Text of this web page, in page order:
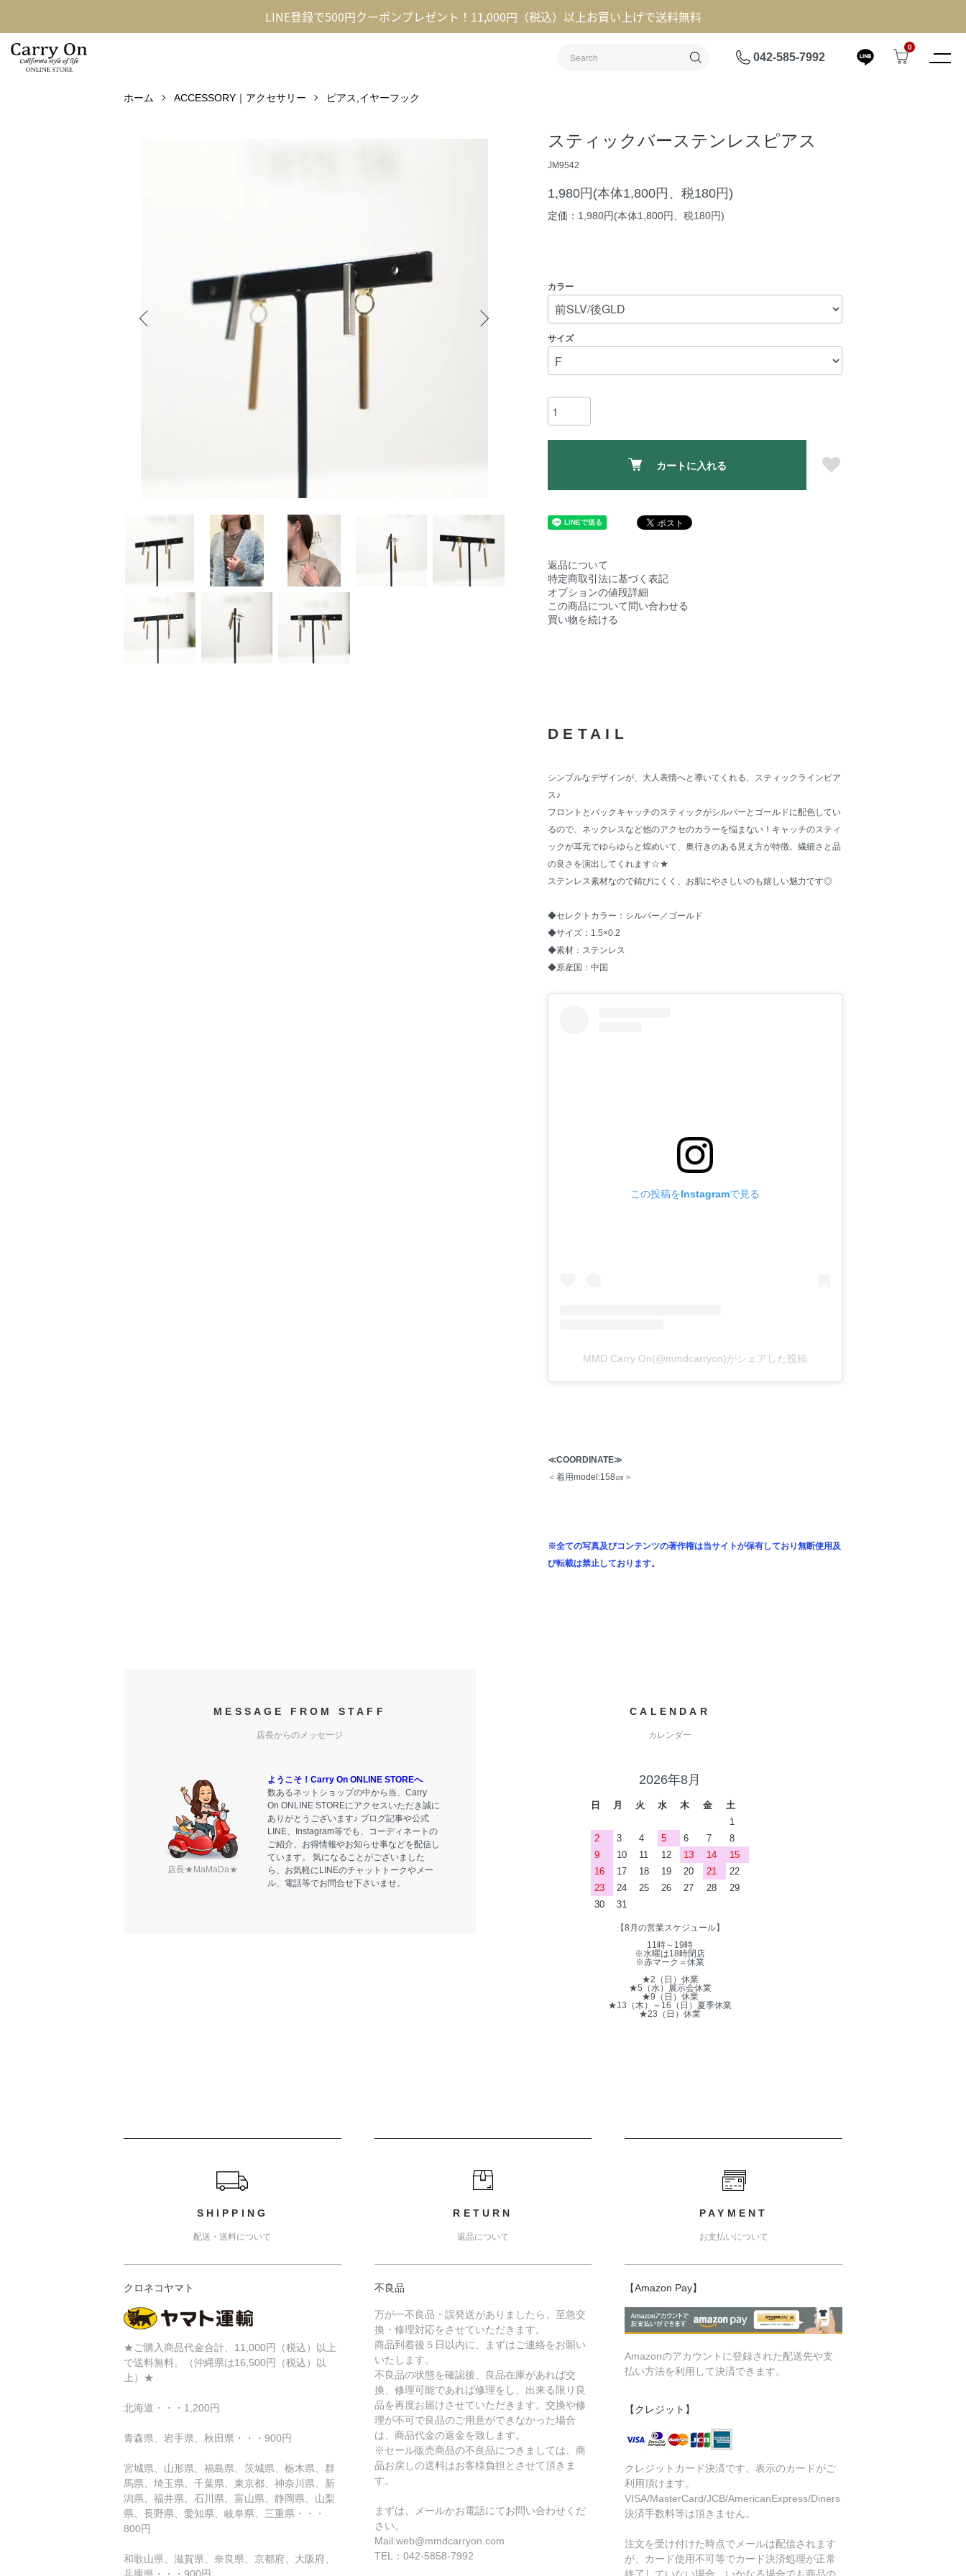
LINE登録で500円クーポンプレゼント！11,000円（税込）以上お買い上げで送料無料
042-585-7992
0
ホーム ACCESSORY｜アクセサリー ピアス,イヤーフック
スティックバーステンレスピアス
JM9542
1,980円(本体1,800円、税180円)
定価：1,980円(本体1,800円、税180円)
カラー
サイズ
カートに入れる
返品について
特定商取引法に基づく表記
オプションの値段詳細
この商品について問い合わせる
買い物を続ける
DETAIL
シンプルなデザインが、大人表情へと導いてくれる、スティックラインピア
ス♪
フロントとバックキャッチのスティックがシルバーとゴールドに配色してい
るので、ネックレスなど他のアクセのカラーを悩まない！キャッチのスティ
ックが耳元でゆらゆらと煌めいて、奥行きのある見え方が特徴。繊細さと品
の良さを演出してくれます☆★
ステンレス素材なので錆びにくく、お肌にやさしいのも嬉しい魅力です◎
◆セレクトカラー：シルバー／ゴールド
◆サイズ：1.5×0.2
◆素材：ステンレス
◆原産国：中国
この投稿をInstagramで見る
MMD Carry On(@mmdcarryon)がシェアした投稿
≪COORDINATE≫
＜着用model:158㎝＞
※全ての写真及びコンテンツの著作権は当サイトが保有しており無断使用及
び転載は禁止しております。
MESSAGE FROM STAFF
店長からのメッセージ
店長★MaMaDa★
ようこそ！Carry On ONLINE STOREへ
数あるネットショップの中から当、Carry
On ONLINE STOREにアクセスいただき誠に
ありがとうございます♪ ブログ記事や公式
LINE、Instagram等でも、コーディネートの
ご紹介、お得情報やお知らせ事などを配信し
ています。 気になることがございました
ら、お気軽にLINEのチャットトークやメー
ル、電話等でお問合せ下さいませ。
CALENDAR
カレンダー
2026年8月
日 月 火 水 木 金
土
1
2
3 4 5 6 7
8
9
10 11 12 13 14
15
16
17 18 19 20 21
22
23
24 25 26 27 28
29
30
31
【8月の営業スケジュール】
11時～19時
※水曜は18時閉店
※赤マーク＝休業
★2（日）休業
★5（水）展示会休業
★9（日）休業
★13（木）～16（日）夏季休業
★23（日）休業
ショッピングガイド
SHIPPING
配送・送料について
クロネコヤマト
★ご購入商品代金合計、11,000円（税込）以上
で送料無料。（沖縄県は16,500円（税込）以
上）★
北海道・・・1,200円
青森県、岩手県、秋田県・・・900円
宮城県、山形県、福島県、茨城県、栃木県、群
馬県、埼玉県、千葉県、東京都、神奈川県、新
潟県、福井県、石川県、富山県、静岡県、山梨
県、長野県、愛知県、岐阜県、三重県・・・
800円
和歌山県、滋賀県、奈良県、京都府、大阪府、
兵庫県・・・900円
RETURN
返品について
不良品
万が一不良品・誤発送がありましたら、至急交
換・修理対応をさせていただきます。
商品到着後５日以内に、まずはご連絡をお願い
いたします。
不良品の状態を確認後、良品在庫があれば交
換、修理可能であれば修理をし、出来る限り良
品を再度お届けさせていただきます。交換や修
理が不可で良品のご用意ができなかった場合
は、商品代金の返金を致します。
※セール販売商品の不良品につきましては、商
品お戻しの送料はお客様負担とさせて頂きま
す。
まずは、メールかお電話にてお問い合わせくだ
さい。
Mail:web@mmdcarryon.com
TEL：042-5858-7992
PAYMENT
お支払いについて
【Amazon Pay】
Amazonのアカウントに登録された配送先や支
払い方法を利用して決済できます。
【クレジット】
クレジットカード決済です。表示のカードがご
利用頂けます。
VISA/MasterCard/JCB/AmericanExpress/Diners
決済手数料等は頂きません。
注文を受け付けた時点でメールは配信されます
が、カード使用不可等でカード決済処理が正常